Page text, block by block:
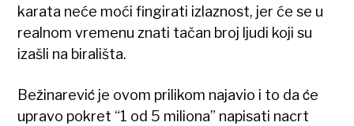
karata neće moći fingirati izlaznost, jer će se u
realnom vremenu znati tačan broj ljudi koji su
izašli na birališta.
Bežinarević je ovom prilikom najavio i to da će
upravo pokret “1 od 5 miliona” napisati nacrt